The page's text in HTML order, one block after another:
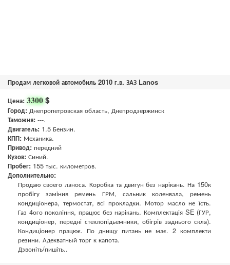
Продам легковой автомобиль 2010 г.в. ЗАЗ Lanos
Цена: 3300$
Город: Днепропетровская область, Днепродзержинск
Таможня: ---.
Двигатель: 1.5 Бензин.
КПП: Механика.
Привод: передний
Кузов: Синий.
Пробег: 155 тыс. километров.
Дополнительно:
Продаю своего ланоса. Коробка та двигун без нарікань. На 150к
пробігу замінив ремень ГРМ, сальник коленвала, ремень
кондиціонера, термостат, всі прокладки. Мотор масло не їсть.
Газ 4ого покоління, працює без нарікань. Комплектація SE (ГУР,
кондиціонер, передні стеклопідьемники, обігрів заднього скла).
Кондиціонер працює. По днищу питань не має. 2 комплекти
резини. Адекватный торг к капота.
Дзвоніть/пишіть..